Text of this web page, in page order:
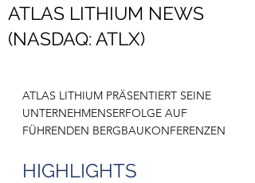
ATLAS LITHIUM NEWS
(NASDAQ: ATLX)
ATLAS LITHIUM PRÄSENTIERT SEINE
UNTERNEHMENSERFOLGE AUF
FÜHRENDEN BERGBAUKONFERENZEN
HIGHLIGHTS